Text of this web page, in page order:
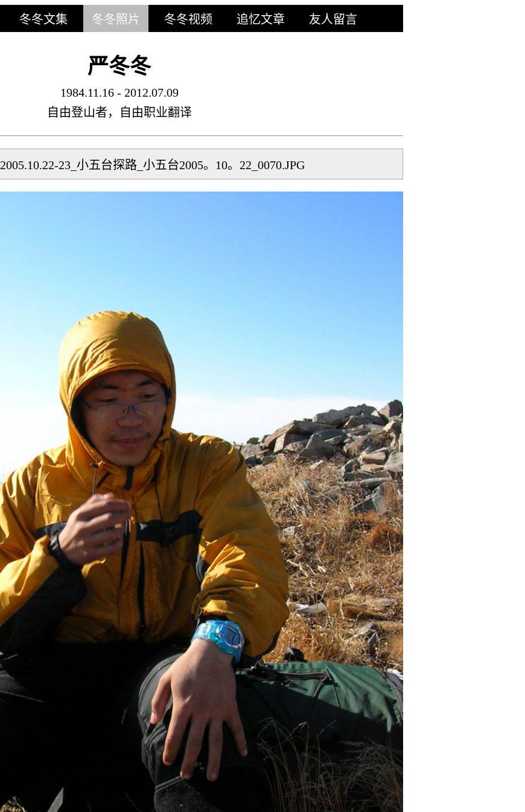
冬冬文集 冬冬照片 冬冬视频 追忆文章 友人留言
严冬冬
1984.11.16 - 2012.07.09
自由登山者，自由职业翻译
2005.10.22-23_小五台探路_小五台2005。10。22_0070.JPG